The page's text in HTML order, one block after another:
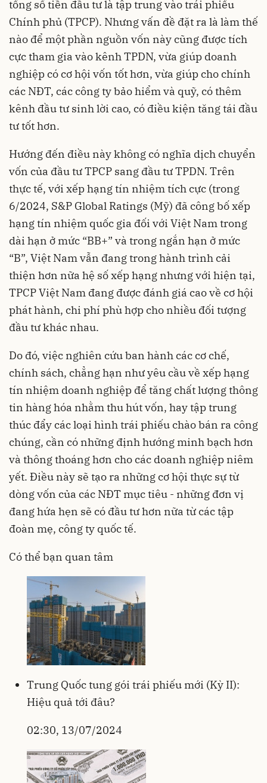
tổng số tiền đầu tư là tập trung vào trái phiếu
Chính phủ (TPCP). Nhưng vấn đề đặt ra là làm thế
nào để một phần nguồn vốn này cũng được tích
cực tham gia vào kênh TPDN, vừa giúp doanh
nghiệp có cơ hội vốn tốt hơn, vừa giúp cho chính
các NĐT, các công ty bảo hiểm và quỹ, có thêm
kênh đầu tư sinh lời cao, có điều kiện tăng tái đầu
tư tốt hơn.
Hướng đến điều này không có nghĩa dịch chuyển
vốn của đầu tư TPCP sang đầu tư TPDN. Trên
thực tế, với xếp hạng tín nhiệm tích cực (trong
6/2024, S&P Global Ratings (Mỹ) đã công bố xếp
hạng tín nhiệm quốc gia đối với Việt Nam trong
dài hạn ở mức “BB+” và trong ngắn hạn ở mức
“B”, Việt Nam vẫn đang trong hành trình cải
thiện hơn nữa hệ số xếp hạng nhưng với hiện tại,
TPCP Việt Nam đang được đánh giá cao về cơ hội
phát hành, chi phí phù hợp cho nhiều đối tượng
đầu tư khác nhau.
Do đó, việc nghiên cứu ban hành các cơ chế,
chính sách, chẳng hạn như yêu cầu về xếp hạng
tín nhiệm doanh nghiệp để tăng chất lượng thông
tin hàng hóa nhằm thu hút vốn, hay tập trung
thúc đẩy các loại hình trái phiếu chào bán ra công
chúng, cần có những định hướng minh bạch hơn
và thông thoáng hơn cho các doanh nghiệp niêm
yết. Điều này sẽ tạo ra những cơ hội thực sự từ
dòng vốn của các NĐT mục tiêu - những đơn vị
đang hứa hẹn sẽ có đầu tư hơn nữa từ các tập
đoàn mẹ, công ty quốc tế.
Có thể bạn quan tâm
Trung Quốc tung gói trái phiếu mới (Kỳ II):
Hiệu quả tới đâu?
02:30, 13/07/2024